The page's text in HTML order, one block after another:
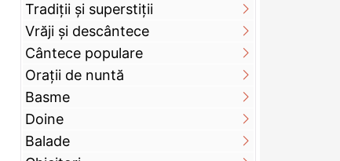
Tradiții și superstiții
Vrăji și descântece
Cântece populare
Orații de nuntă
Basme
Doine
Balade